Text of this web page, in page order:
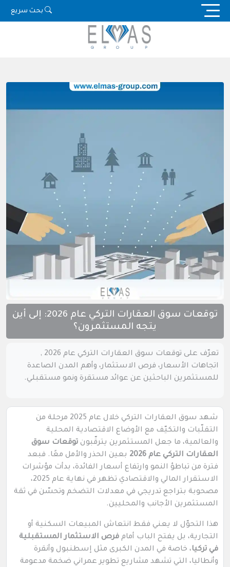
Skip
بحث سريع
توقعات سوق العقارات التركي عام 2026: إلى أين
يتجه المستثمرون؟
تعرّف على توقعات سوق العقارات التركي عام 2026 ,
اتجاهات الأسعار، فرص الاستثمار، وأهم المدن الصاعدة
للمستثمرين الباحثين عن عوائد مستقرة ونمو مستقبلي.
شهد سوق العقارات التركي خلال عام 2025 مرحلة من
التقلّبات والتكيّف مع الأوضاع الاقتصادية المحلية
والعالمية، ما جعل المستثمرين يترقّبون توقعات سوق
العقارات التركي عام 2026
بعين الحذر والأمل معًا. فبعد
فترة من تباطؤ النمو وارتفاع أسعار الفائدة، بدأت مؤشرات
الاستقرار المالي والاقتصادي تظهر في نهاية عام 2025،
مصحوبة بتراجع تدريجي في معدلات التضخم وتحسّن في ثقة
المستثمرين الأجانب والمحليين.
هذا التحوّل لا يعني فقط انتعاش المبيعات السكنية أو
التجارية، بل يفتح الباب أمام فرص الاستثمار المستقبلية
في تركيا، خاصة في المدن الكبرى مثل إسطنبول وأنقرة
وأنطاليا، التي تشهد مشاريع تطوير عمراني ضخمة مدعومة